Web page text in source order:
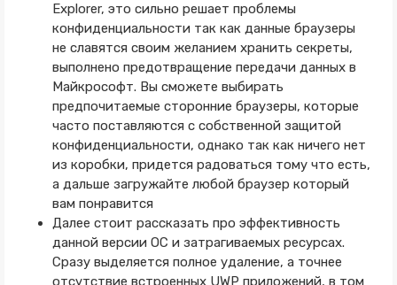
Explorer, это сильно решает проблемы
конфиденциальности так как данные браузеры
не славятся своим желанием хранить секреты,
выполнено предотвращение передачи данных в
Майкрософт. Вы сможете выбирать
предпочитаемые сторонние браузеры, которые
часто поставляются с собственной защитой
конфиденциальности, однако так как ничего нет
из коробки, придется радоваться тому что есть,
а дальше загружайте любой браузер который
вам понравится
Далее стоит рассказать про эффективность
данной версии ОС и затрагиваемых ресурсах.
Сразу выделяется полное удаление, а точнее
отсутствие встроенных UWP приложений, в том